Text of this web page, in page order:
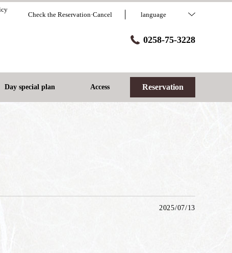
Check the Reservation·Cancel language
0258-75-3228
Day special plan Access Reservation
2025/07/13